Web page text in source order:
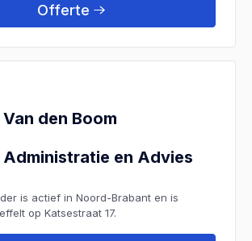
Offerte
Van den Boom
Administratie en Advies
is actief in Noord-Brabant en is
op Katsestraat 17.